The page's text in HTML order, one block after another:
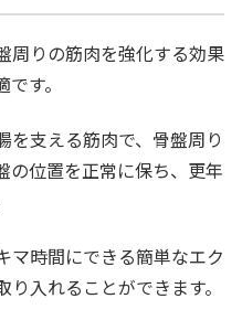
周りの筋肉を強化する効果
す。
を支える筋肉で、骨盤周り
の位置を正常に保ち、更年
マ時間にできる簡単なエク
入れることができます。